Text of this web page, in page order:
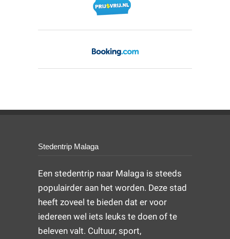
Stedentrip Malaga
Een stedentrip naar Malaga is steeds
populairder aan het worden. Deze stad
heeft zoveel te bieden dat er voor
iedereen wel iets leuks te doen of te
beleven valt. Cultuur, sport,